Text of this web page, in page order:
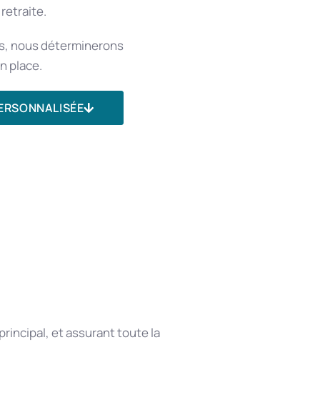
nous déterminerons
place.
et assurant toute la